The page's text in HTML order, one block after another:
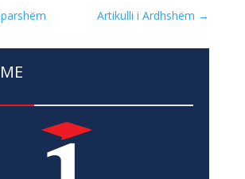
Artikulli i Ardhshëm →